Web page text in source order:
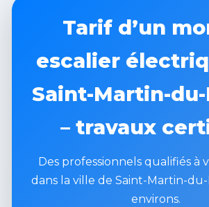
Tarif d’un
escalier
Saint-Martin-
– travaux
Des professionnels qualifiés à
dans la ville de Saint-Martin-
environs.